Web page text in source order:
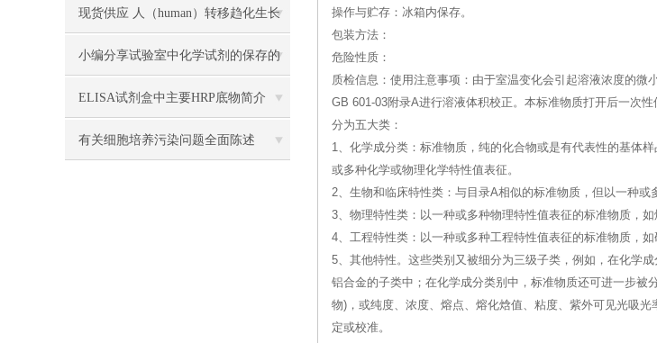
现货供应 人（human）转移趋化生长
因子β1（TGF-β1） 说明书
小编分享试验室中化学试剂的保存的
方法
ELISA试剂盒中主要HRP底物简介
有关细胞培养污染问题全面陈述
操作与贮存：冰箱内保存。
包装方法：
危险性质：
质检信息：使用注意事项：由于室温变化会引起溶液浓度的
GB 601-03附录A进行溶液体积校正。本标准物质打开后一次性
分为五大类：
1、化学成分类：标准物质，纯的化合物或是有代表性的基体
或多种化学或物理化学特性值表征。
2、生物和临床特性类：与目录A相似的标准物质，但以一种或
3、物理特性类：以一种或多种物理特性值表征的标准物质，如
4、工程特性类：以一种或多种工程特性值表征的标准物质，如
5、其他特性。这些类别又被细分为三级子类，例如，在化学
铝合金的子类中；在化学成分类别中，标准物质还可进一步
物)，或纯度、浓度、熔点、熔化焓值、粘度、紫外可见光吸
定或校准。